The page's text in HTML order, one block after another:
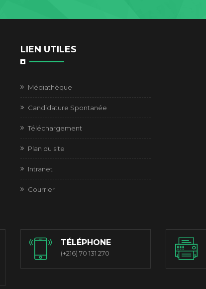
LIEN UTILES
Médiathèque
Candidature Spontanée
Téléchargement
Plan du site
Intranet
Courrier
TÉLÉPHONE
(+216) 70 131 270